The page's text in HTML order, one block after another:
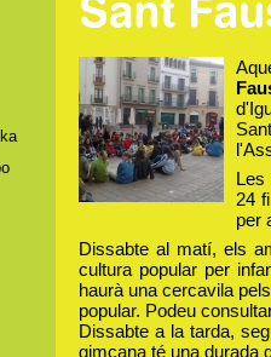
Les
24
per
Dissabte al matí, els
cultura popular per
haurà una cercavila
popular. Podeu
Dissabte a la tarda,
gimcana té una durada